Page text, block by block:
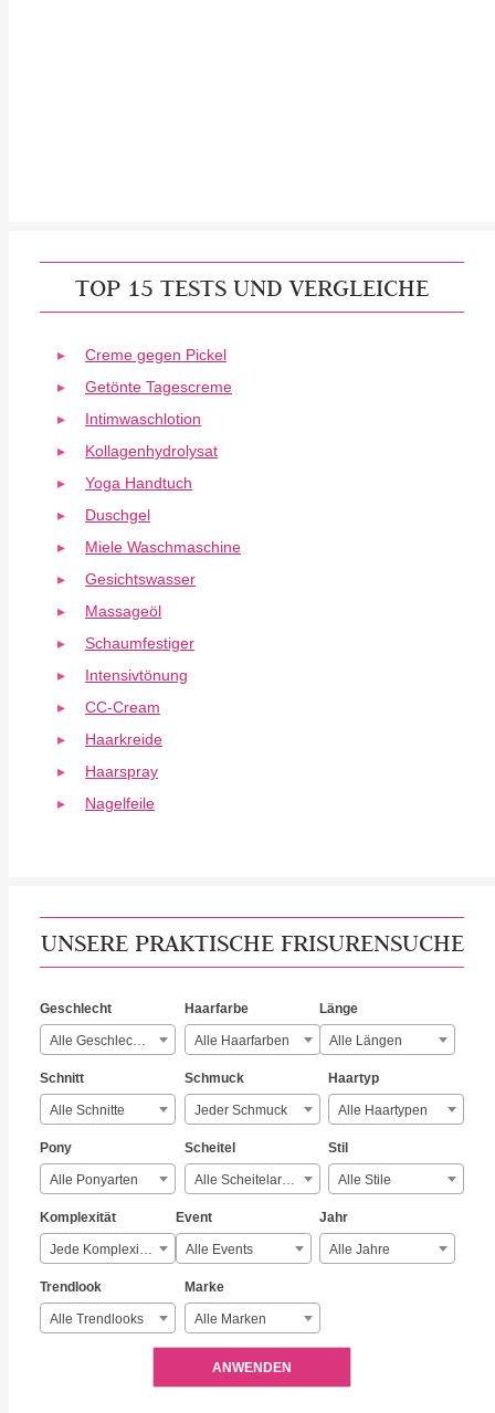
TOP 15 TESTS UND VERGLEICHE
Creme gegen Pickel
Getönte Tagescreme
Intimwaschlotion
Kollagenhydrolysat
Yoga Handtuch
Duschgel
Miele Waschmaschine
Gesichtswasser
Massageöl
Schaumfestiger
Intensivtönung
CC-Cream
Haarkreide
Haarspray
Nagelfeile
UNSERE PRAKTISCHE FRISURENSUCHE
Geschlecht
Alle Geschlechter
Haarfarbe
Alle Haarfarben
Länge
Alle Längen
Schnitt
Alle Schnitte
Schmuck
Jeder Schmuck
Haartyp
Alle Haartypen
Pony
Alle Ponyarten
Scheitel
Alle Scheitelarten
Stil
Alle Stile
Komplexität
Jede Komplexität
Event
Alle Events
Jahr
Alle Jahre
Trendlook
Alle Trendlooks
Marke
Alle Marken
ANWENDEN